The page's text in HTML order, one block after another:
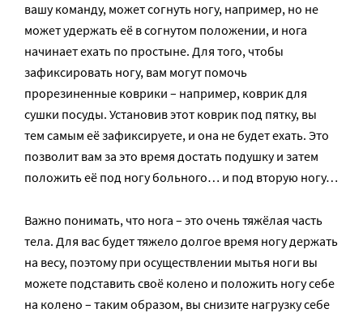
вашу команду, может согнуть ногу, например, но не
может удержать её в согнутом положении, и нога
начинает ехать по простыне. Для того, чтобы
зафиксировать ногу, вам могут помочь
прорезиненные коврики – например, коврик для
сушки посуды. Установив этот коврик под пятку, вы
тем самым её зафиксируете, и она не будет ехать. Это
позволит вам за это время достать подушку и затем
положить её под ногу больного… и под вторую ногу…
Важно понимать, что нога – это очень тяжёлая часть
тела. Для вас будет тяжело долгое время ногу держать
на весу, поэтому при осуществлении мытья ноги вы
можете подставить своё колено и положить ногу себе
на колено – таким образом, вы снизите нагрузку себе